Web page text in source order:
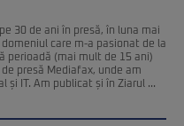
30 de ani în presă, în luna mai
care m-a pasionat de la
perioadă (mai mult de 15 ani)
presă Mediafax, unde am
și IT. Am publicat și în Ziarul ...